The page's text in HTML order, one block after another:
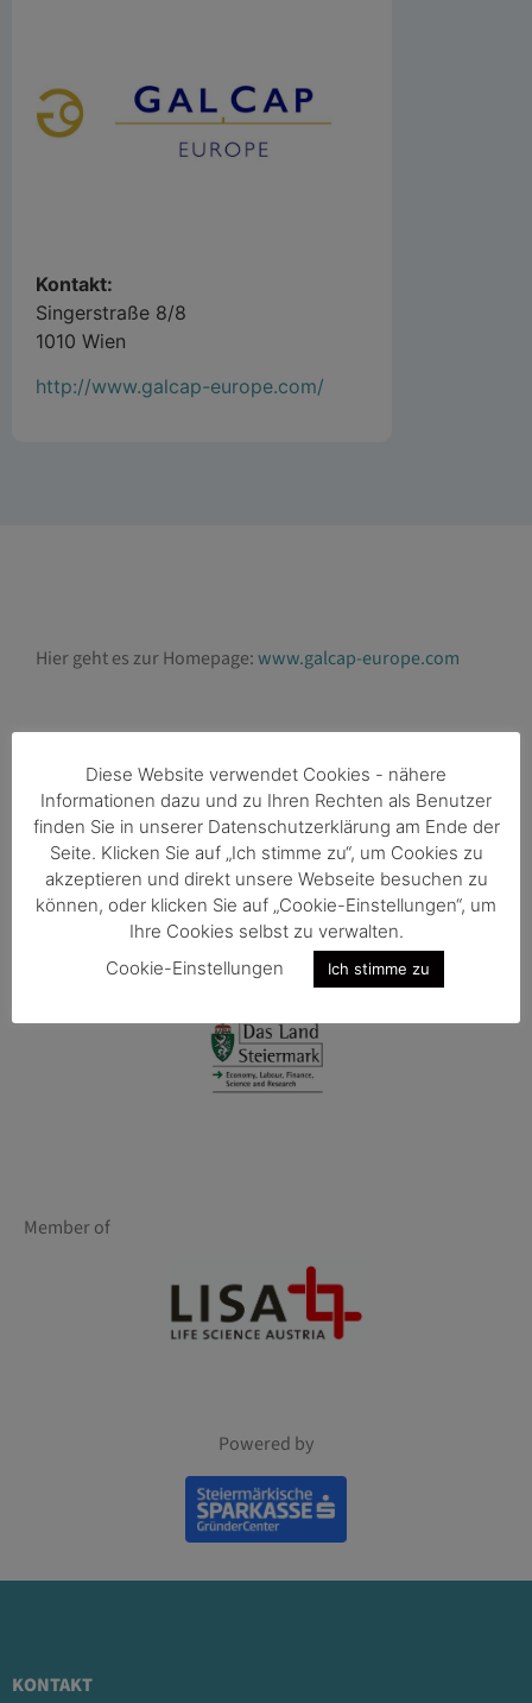
Kontakt:
Singerstraße 8/8
1010 Wien
http://www.galcap-europe.com/
Hier geht es zur Homepage:www.galcap-europe.com
Funded by
Member of
Powered by
KONTAKT
Diese Website verwendet Cookies - nähere
Informationen dazu und zu Ihren Rechten als Benutzer
finden Sie in unserer Datenschutzerklärung am Ende der
Seite. Klicken Sie auf „Ich stimme zu“, um Cookies zu
akzeptieren und direkt unsere Webseite besuchen zu
können, oder klicken Sie auf „Cookie-Einstellungen“, um
Ihre Cookies selbst zu verwalten.
Cookie-Einstellungen
Ich stimme zu